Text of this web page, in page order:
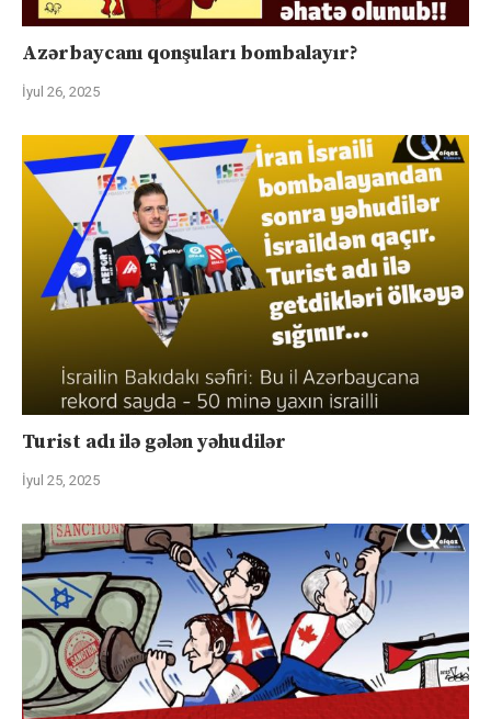
Azərbaycanı qonşuları bombalayır?
İyul 26, 2025
Turist adı ilə gələn yəhudilər
İyul 25, 2025